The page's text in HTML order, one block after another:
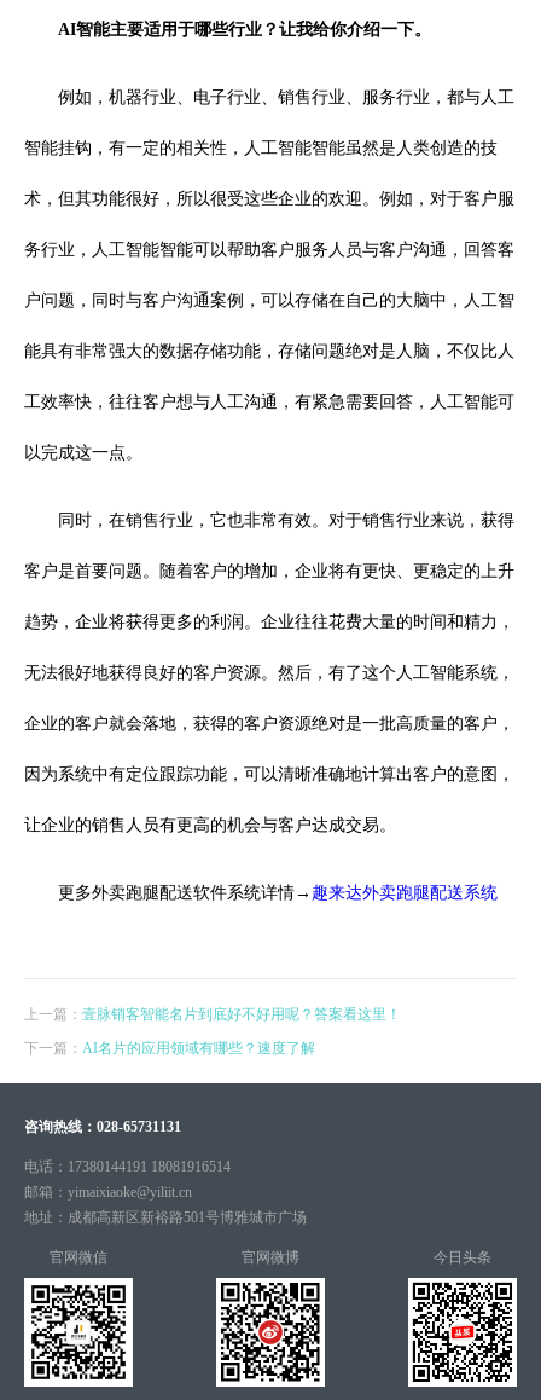
AI智能主要适用于哪些行业？让我给你介绍一下。
例如，机器行业、电子行业、销售行业、服务行业，都与人工
智能挂钩，有一定的相关性，人工智能智能虽然是人类创造的技
术，但其功能很好，所以很受这些企业的欢迎。例如，对于客户服
务行业，人工智能智能可以帮助客户服务人员与客户沟通，回答客
户问题，同时与客户沟通案例，可以存储在自己的大脑中，人工智
能具有非常强大的数据存储功能，存储问题绝对是人脑，不仅比人
工效率快，往往客户想与人工沟通，有紧急需要回答，人工智能可
以完成这一点。
同时，在销售行业，它也非常有效。对于销售行业来说，获得
客户是首要问题。随着客户的增加，企业将有更快、更稳定的上升
趋势，企业将获得更多的利润。企业往往花费大量的时间和精力，
无法很好地获得良好的客户资源。然后，有了这个人工智能系统，
企业的客户就会落地，获得的客户资源绝对是一批高质量的客户，
因为系统中有定位跟踪功能，可以清晰准确地计算出客户的意图，
让企业的销售人员有更高的机会与客户达成交易。
更多外卖跑腿配送软件系统详情→ 趣来达外卖跑腿配送系统
上一篇： 壹脉销客智能名片到底好不好用呢？答案看这里！
下一篇： AI名片的应用领域有哪些？速度了解
咨询热线： 028-65731131
电话： 17380144191 18081916514
邮箱： yimaixiaoke@yiliit.cn
地址： 成都高新区新裕路501号博雅城市广场
官网微信 官网微博 今日头条